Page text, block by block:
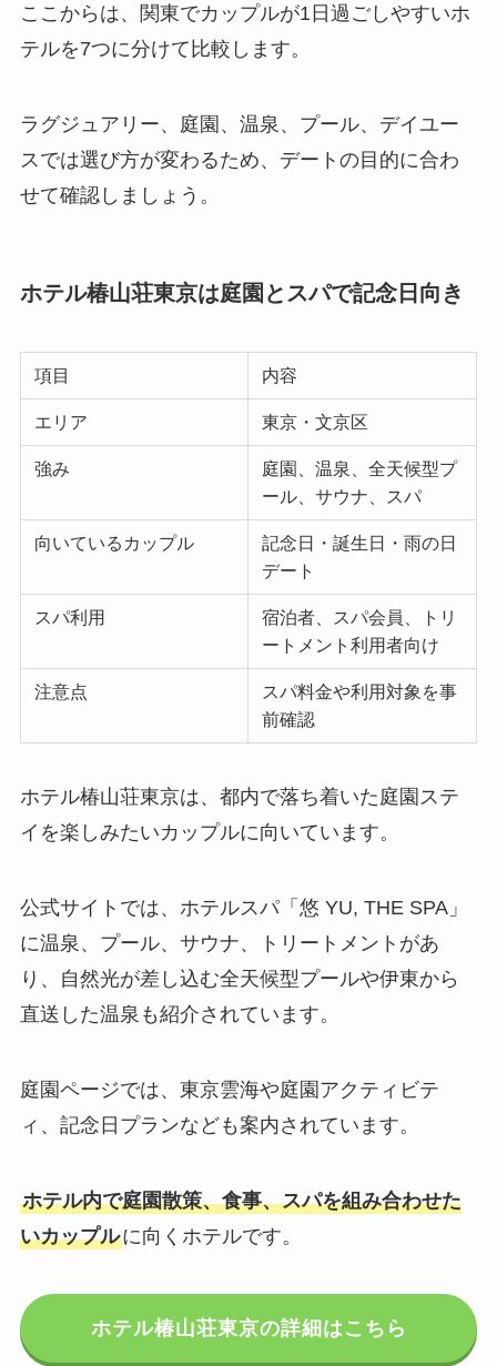
ここからは、関東でカップルが1日過ごしやすいホ
テルを7つに分けて比較します。
ラグジュアリー、庭園、温泉、プール、デイユー
スでは選び方が変わるため、デートの目的に合わ
せて確認しましょう。
ホテル椿山荘東京は庭園とスパで記念日向き
項目 内容
エリア 東京・文京区
強み
庭園、温泉、全天候型プ
ール、サウナ、スパ
向いているカップル
記念日・誕生日・雨の日
デート
スパ利用
宿泊者、スパ会員、トリ
ートメント利用者向け
注意点
スパ料金や利用対象を事
前確認
ホテル椿山荘東京は、都内で落ち着いた庭園ステ
イを楽しみたいカップルに向いています。
公式サイトでは、ホテルスパ「悠 YU, THE SPA」
に温泉、プール、サウナ、トリートメントがあ
り、自然光が差し込む全天候型プールや伊東から
直送した温泉も紹介されています。
庭園ページでは、東京雲海や庭園アクティビテ
ィ、記念日プランなども案内されています。
ホテル内で庭園散策、食事、スパを組み合わせた
いカップルに向くホテルです。
ホテル椿山荘東京の詳細はこちら